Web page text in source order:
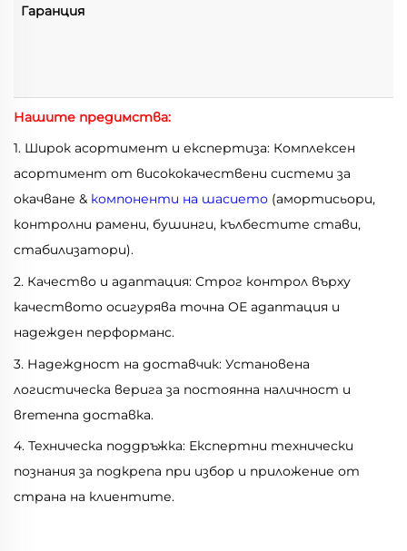
Гаранция
Нашите предимства:
1. Широк асортимент и експертиза: Комплексен
асортимент от висококачествени системи за
окачване & компоненти на шасието (амортисьори,
контролни рамени, бушинги, кълбестите стави,
стабилизатори).
2. Качество и адаптация: Строг контрол върху
качеството осигурява точна ОЕ адаптация и
надежден перформанс.
3. Надеждност на доставчик: Установена
логистическа верига за постоянна наличност и
вremeнna доставка.
4. Техническа поддръжка: Експертни технически
познания за подкрепа при избор и приложение от
страна на клиентите.